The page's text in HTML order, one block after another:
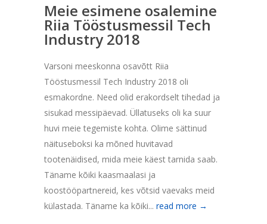
Meie esimene osalemine
Riia Tööstusmessil Tech
Industry 2018
Varsoni meeskonna osavõtt Riia
Tööstusmessil Tech Industry 2018 oli
esmakordne. Need olid erakordselt tihedad ja
sisukad messipäevad. Üllatuseks oli ka suur
huvi meie tegemiste kohta. Olime sättinud
näituseboksi ka mõned huvitavad
tootenäidised, mida meie käest tarnida saab.
Täname kõiki kaasmaalasi ja
koostööpartnereid, kes võtsid vaevaks meid
külastada. Täname ka kõiki... read more →